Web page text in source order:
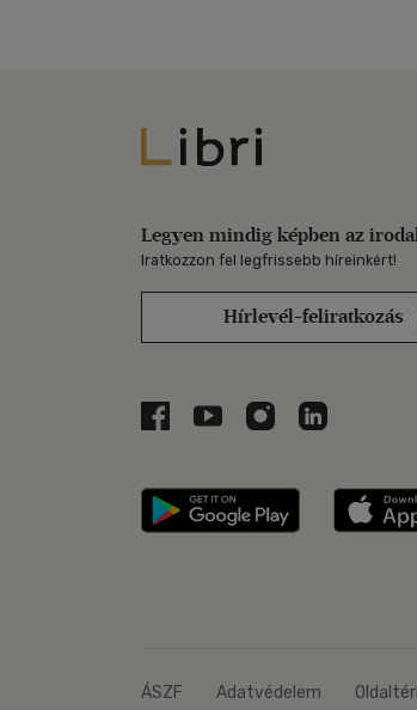
Libri
Legyen mindig képben az
Iratkozzon fel legfrissebb híreinkért!
Hírlevél-feliratkozás
Libri a Facebookon
Libri a Youtube-on
Libri azLibri a
Libri
ÁSZF Adatvédelem